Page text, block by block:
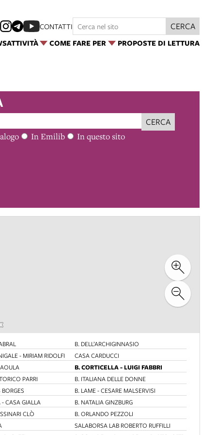
ATTIVITÀ COME FARE PER PROPOSTE DI LETTURA
CONTATTI CERCA
DELL'ARCHIGINNASIO
ACCESSIBILI E GRATUITI
Il Comune di Bologna anche quest’anno
CERCA
In Emilib In questo sito
B. DELL’ARCHIGINNASIO
- MIRIAM RIDOLFI
CASA CARDUCCI
B. CORTICELLA - LUIGI FABBRI
PARRI
B. ITALIANA DELLE DONNE
B. LAME - CESARE MALSERVISI
- CASA GIALLA
B. NATALIA GINZBURG
CLÒ
B. ORLANDO PEZZOLI
SALABORSA LAB ROBERTO RUFFILLI